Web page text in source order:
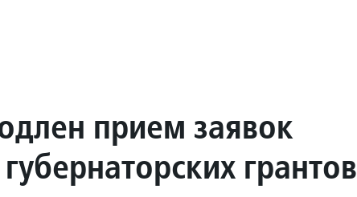
прием заявок
грантов